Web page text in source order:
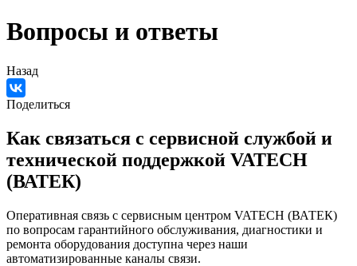
Вопросы и ответы
Назад
Поделиться
Как связаться с сервисной службой и
технической поддержкой VATECH
(ВАТЕК)
Оперативная связь с сервисным центром VATECH (ВАТЕК)
по вопросам гарантийного обслуживания, диагностики и
ремонта оборудования доступна через наши
автоматизированные каналы связи.